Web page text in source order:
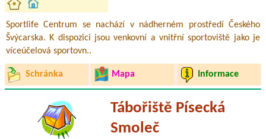
Sportlife Centrum se nachází v nádherném prostředí Českého
Švýcarska. K dispozici jsou venkovní a vnitřní sportoviště jako je
víceúčelová sportovn..
Schránka Mapa Informace
Tábořiště Písecká
Smoleč